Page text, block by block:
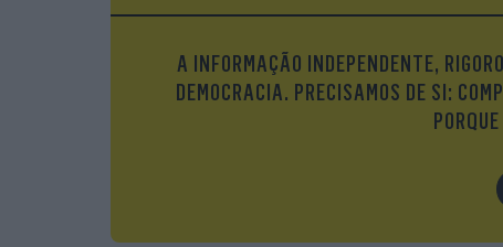
uma dívida. Paguei sempre tudo”, insiste
da renda, apesar de a decisão de despejo
A INFORMAÇÃO INDEPENDENTE,
DEMOCRACIA. PRECISAMOS DE SI: